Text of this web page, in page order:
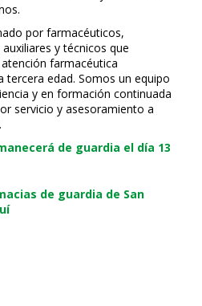
por farmacéuticos,
y técnicos que
atención farmacéutica
tercera edad. Somos un equipo
y en formación continuada
servicio y asesoramiento a
de guardia el día 13
de guardia de San